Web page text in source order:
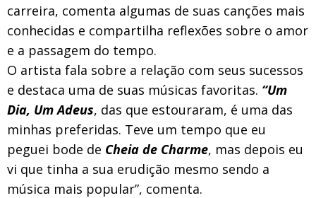
carreira, comenta algumas de suas canções mais
conhecidas e compartilha reflexões sobre o amor
e a passagem do tempo.
O artista fala sobre a relação com seus sucessos
e destaca uma de suas músicas favoritas. “Um
Dia, Um Adeus, das que estouraram, é uma das
minhas preferidas. Teve um tempo que eu
peguei bode de Cheia de Charme, mas depois eu
vi que tinha a sua erudição mesmo sendo a
música mais popular”, comenta.